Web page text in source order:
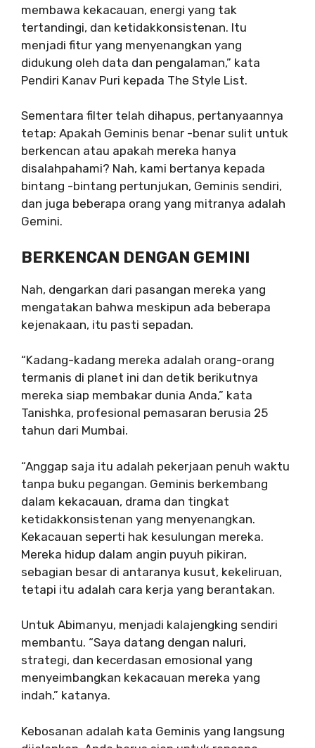
membawa kekacauan, energi yang tak
tertandingi, dan ketidakkonsistenan. Itu
menjadi fitur yang menyenangkan yang
didukung oleh data dan pengalaman,” kata
Pendiri Kanav Puri kepada The Style List.
Sementara filter telah dihapus, pertanyaannya
tetap: Apakah Geminis benar -benar sulit untuk
berkencan atau apakah mereka hanya
disalahpahami? Nah, kami bertanya kepada
bintang -bintang pertunjukan, Geminis sendiri,
dan juga beberapa orang yang mitranya adalah
Gemini.
BERKENCAN DENGAN GEMINI
Nah, dengarkan dari pasangan mereka yang
mengatakan bahwa meskipun ada beberapa
kejenakaan, itu pasti sepadan.
“Kadang-kadang mereka adalah orang-orang
termanis di planet ini dan detik berikutnya
mereka siap membakar dunia Anda,” kata
Tanishka, profesional pemasaran berusia 25
tahun dari Mumbai.
“Anggap saja itu adalah pekerjaan penuh waktu
tanpa buku pegangan. Geminis berkembang
dalam kekacauan, drama dan tingkat
ketidakkonsistenan yang menyenangkan.
Kekacauan seperti hak kesulungan mereka.
Mereka hidup dalam angin puyuh pikiran,
sebagian besar di antaranya kusut, kekeliruan,
tetapi itu adalah cara kerja yang berantakan.
Untuk Abimanyu, menjadi kalajengking sendiri
membantu. “Saya datang dengan naluri,
strategi, dan kecerdasan emosional yang
menyeimbangkan kekacauan mereka yang
indah,” katanya.
Kebosanan adalah kata Geminis yang langsung